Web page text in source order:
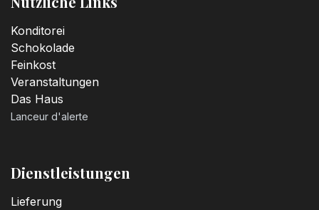
Konditorei
Schokolade
Feinkost
Veranstaltungen
Das Haus
Lanceur d'alerte
Dienstleistungen
Lieferung